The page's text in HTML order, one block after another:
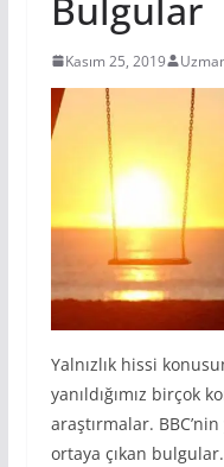
Kasım 25, 2019
Yalnızlık hissi
yanıldığımız birçok
araştırmalar. BBC’nin
ortaya çıkan